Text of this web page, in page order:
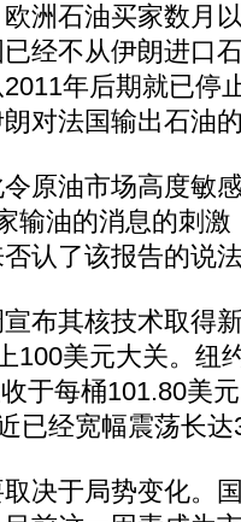
洲石油买家数月
经不从伊朗进口
年后期就已停
对法国输出石油
油市场高度敏
输油的消息的刺
认了该报告的说
其核技术取得
100美元大关。纽
于每桶101.80美
已经宽幅震荡长达
于局势变化。